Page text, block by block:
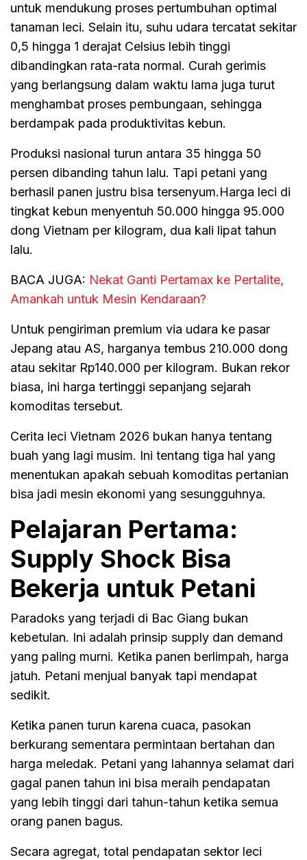
untuk mendukung proses pertumbuhan optimal
tanaman leci. Selain itu, suhu udara tercatat sekitar
0,5 hingga 1 derajat Celsius lebih tinggi
dibandingkan rata-rata normal. Curah gerimis
yang berlangsung dalam waktu lama juga turut
menghambat proses pembungaan, sehingga
berdampak pada produktivitas kebun.
Produksi nasional turun antara 35 hingga 50
persen dibanding tahun lalu. Tapi petani yang
berhasil panen justru bisa tersenyum.Harga leci di
tingkat kebun menyentuh 50.000 hingga 95.000
dong Vietnam per kilogram, dua kali lipat tahun
lalu.
BACA JUGA: Nekat Ganti Pertamax ke Pertalite,
Amankah untuk Mesin Kendaraan?
Untuk pengiriman premium via udara ke pasar
Jepang atau AS, harganya tembus 210.000 dong
atau sekitar Rp140.000 per kilogram. Bukan rekor
biasa, ini harga tertinggi sepanjang sejarah
komoditas tersebut.
Cerita leci Vietnam 2026 bukan hanya tentang
buah yang lagi musim. Ini tentang tiga hal yang
menentukan apakah sebuah komoditas pertanian
bisa jadi mesin ekonomi yang sesungguhnya.
Pelajaran Pertama:
Supply Shock Bisa
Bekerja untuk Petani
Paradoks yang terjadi di Bac Giang bukan
kebetulan. Ini adalah prinsip supply dan demand
yang paling murni. Ketika panen berlimpah, harga
jatuh. Petani menjual banyak tapi mendapat
sedikit.
Ketika panen turun karena cuaca, pasokan
berkurang sementara permintaan bertahan dan
harga meledak. Petani yang lahannya selamat dari
gagal panen tahun ini bisa meraih pendapatan
yang lebih tinggi dari tahun-tahun ketika semua
orang panen bagus.
Secara agregat, total pendapatan sektor leci